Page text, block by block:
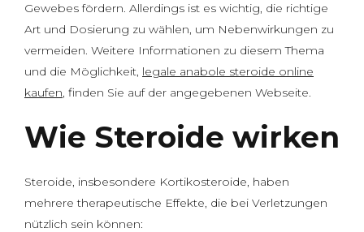
Gewebes fördern. Allerdings ist es wichtig, die richtige
Art und Dosierung zu wählen, um Nebenwirkungen zu
vermeiden. Weitere Informationen zu diesem Thema
und die Möglichkeit, legale anabole steroide online
kaufen, finden Sie auf der angegebenen Webseite.
Wie Steroide wirken
Steroide, insbesondere Kortikosteroide, haben
mehrere therapeutische Effekte, die bei Verletzungen
nützlich sein können: